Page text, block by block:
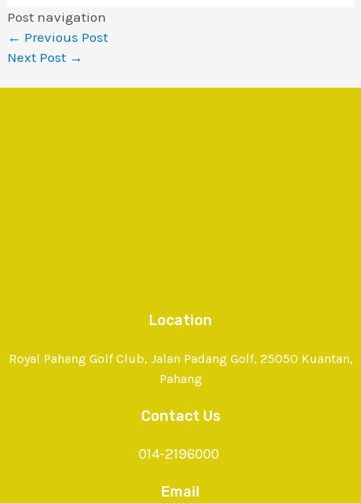
Post navigation
← Previous Post
Next Post →
Location
Royal Pahang Golf Club, Jalan Padang Golf, 25050 Kuantan,
Pahang
Contact Us
014-2196000
Email